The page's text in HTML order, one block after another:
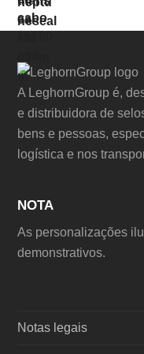
A LeghornGroup é,
e distribuidora de
bens e pessoas,
logística e nos
NOTA
As personalizações
demonstrativos.
Notas legais